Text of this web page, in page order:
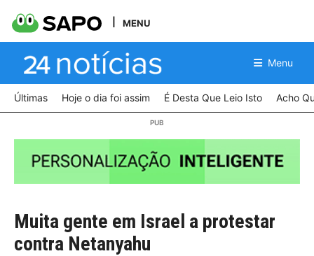
MENU
Menu
Últimas Hoje o dia foi assim É Desta Que Leio Isto Acho
Muita gente em Israel a protestar
contra Netanyahu